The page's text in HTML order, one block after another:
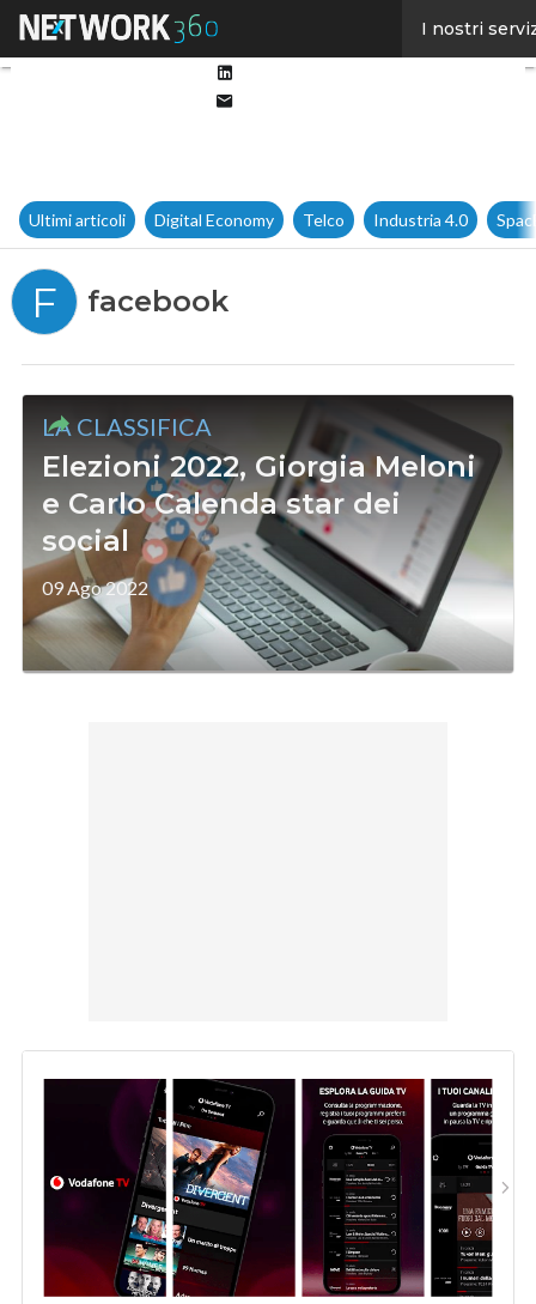
I nostri
Ultimi articoli Digital Economy Telco Industria 4.0
F facebook
LA CLASSIFICA
Elezioni 2022, Giorgia Meloni
e Carlo Calenda star dei
social
09 Ago 2022